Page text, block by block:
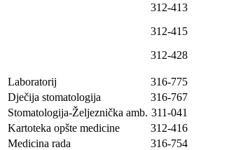
312-413
312-415
312-428
Laboratorij
316-775
Dječija stomatologija
316-767
Stomatologija-Željeznička amb. 311-041
Kartoteka opšte medicine
312-416
Medicina rada
316-754